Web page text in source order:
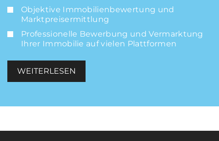
Objektive Immobilienbewertung und
Marktpreisermittlung
Professionelle Bewerbung und Vermarktung
Ihrer Immobilie auf vielen Plattformen
WEITERLESEN